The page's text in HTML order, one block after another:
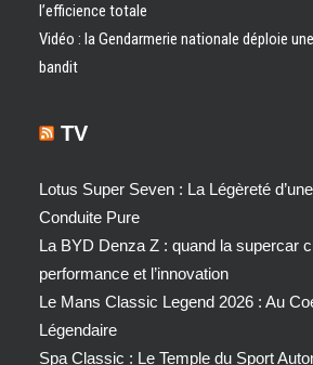
l’efficience totale
Vidéo : la Gendarmerie nationale déploie
bandit
TV
Lotus Super Seven : La Légèreté
Conduite Pure
La BYD Denza Z : quand la supercar
performance et l’innovation
Le Mans Classic Legend 2026 : Au
Légendaire
Spa Classic : Le Temple du Sport